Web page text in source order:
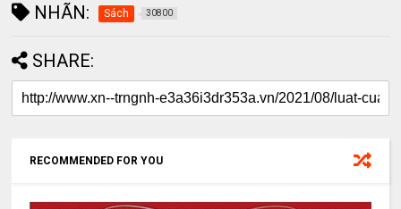
NHÃN: Sách 30800
SHARE:
RECOMMENDED FOR YOU